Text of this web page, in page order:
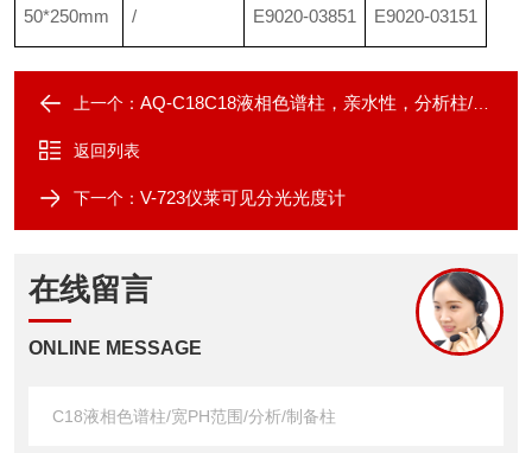
50*250mm / E9020-03851 E9020-03151
上一个： AQ-C18C18液相色谱柱，亲水性，分析柱/制备色谱柱
返回列表
下一个： V-723仪莱可见分光光度计
在线留言
ONLINE MESSAGE